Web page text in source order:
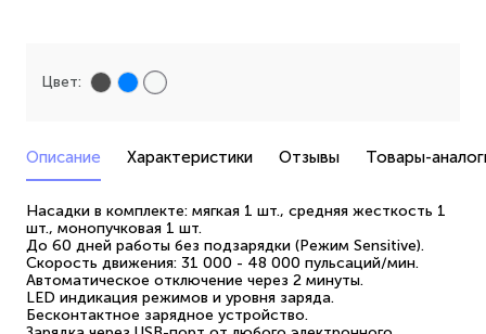
Цвет:
Описание Характеристики Отзывы Товары-
Насадки в комплекте: мягкая 1 шт., средняя жесткость 1
шт., монопучковая 1 шт.
До 60 дней работы без подзарядки (Режим Sensitive).
Скорость движения: 31 000 - 48 000 пульсаций/мин.
Автоматическое отключение через 2 минуты.
LED индикация режимов и уровня заряда.
Бесконтактное зарядное устройство.